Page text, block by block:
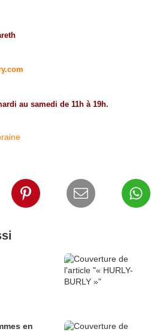
au samedi de 11h à 19h.
en